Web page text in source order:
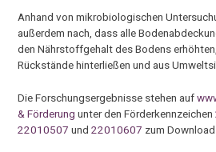
Anhand von mikrobiologischen
außerdem nach, dass alle
den Nährstoffgehalt des Bodens
Rückstände hinterließen und aus
Die Forschungsergebnisse stehen auf
& Förderung unter den Förderkennzeichen
22010507 und22010607 zum Download